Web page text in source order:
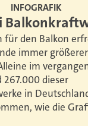
INFOGRAFIK
für den Balkon
immer größerer
im
dieser
in
wie die